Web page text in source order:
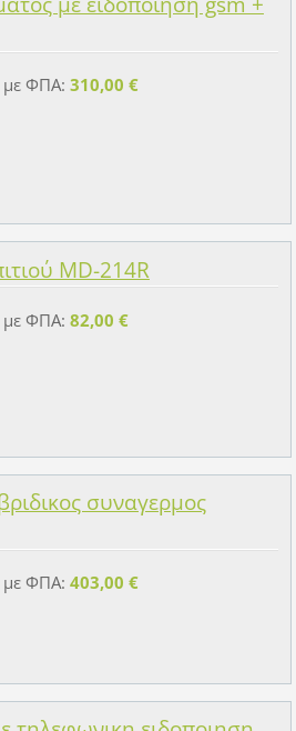
με ΦΠΑ: 310,00 €
MD-214R
με ΦΠΑ: 82,00 €
συναγερμος
με ΦΠΑ: 403,00 €